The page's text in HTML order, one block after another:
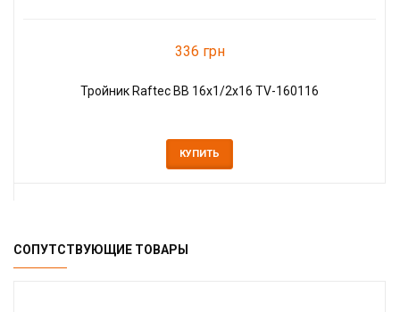
336 грн
Тройник Raftec ВВ 16x1/2x16 TV-160116
КУПИТЬ
СОПУТСТВУЮЩИЕ ТОВАРЫ